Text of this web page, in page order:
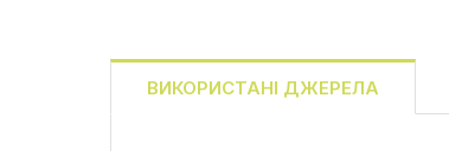
ВИКОРИСТАНІ ДЖЕРЕЛА